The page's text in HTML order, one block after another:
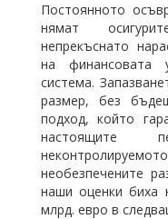
Постоянното
нямат
непрекъснато
на финансовата
система.
размер, без
подход, който
настоящите
необезпечените
наши оценки биха
млрд. евро в